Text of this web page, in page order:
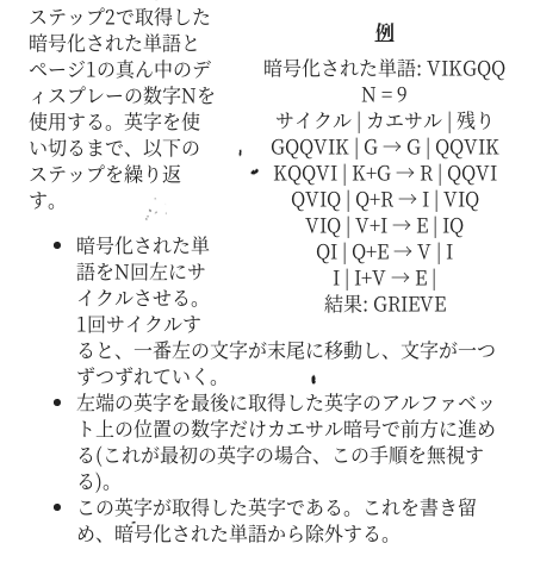
例
暗号化された単語: VIKGQQ
N = 9
サイクル | カエサル | 残り
GQQVIK | G → G | QQVIK
KQQVI | K+G → R | QQVI
QVIQ | Q+R → I | VIQ
VIQ | V+I → E | IQ
QI | Q+E → V | I
I | I+V → E |
結果: GRIEVE
ステップ2で取得した
暗号化された単語と
ページ1の真ん中のデ
ィスプレーの数字Nを
使用する。英字を使
い切るまで、以下の
ステップを繰り返
す。
暗号化された単
語をN回左にサ
イクルさせる。
1回サイクルす
ると、一番左の文字が末尾に移動し、文字が一つ
ずつずれていく。
左端の英字を最後に取得した英字のアルファベッ
ト上の位置の数字だけカエサル暗号で前方に進め
る(これが最初の英字の場合、この手順を無視す
る)。
この英字が取得した英字である。これを書き留
め、暗号化された単語から除外する。